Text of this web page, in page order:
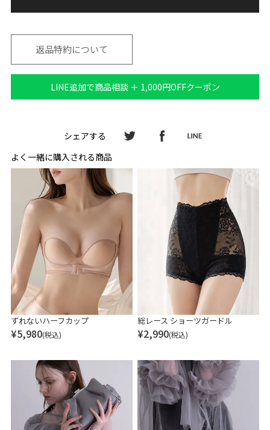
返品特約について
LINE追加で商品相談 ＋ 1,000円OFFクーポン
シェアする
よく一緒に購入される商品
ずれないハーフカップ
¥5,980(税込)
総レース ショーツガードル
¥2,990(税込)